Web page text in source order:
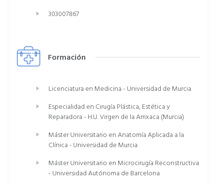
303007867
Formación
Licenciatura en Medicina - Universidad de Murcia
Especialidad en Cirugía Plástica, Estética y
Reparadora - H.U. Virgen de la Arrixaca (Murcia)
Máster Universitario en Anatomía Aplicada a la
Clínica - Universidad de Murcia
Máster Universitario en Microcirugía Reconstructiva
- Universidad Autónoma de Barcelona